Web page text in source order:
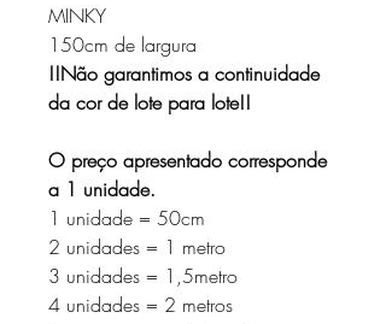
MINKY
150cm de largura
!!Não garantimos a continuidade
da cor de lote para lote!!
O preço apresentado corresponde
a 1 unidade.
1 unidade = 50cm
2 unidades = 1 metro
3 unidades = 1,5metro
4 unidades = 2 metros